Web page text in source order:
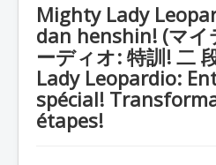
Toku-Actrices
Toku-Critiques
Séries
Films
Mighty Lady
dan henshin! (マイ
ーディオ: 特訓! 二
Lady Leopardio:
spécial!
étapes!